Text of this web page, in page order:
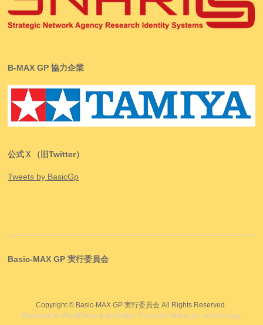
B-MAX GP 協力企業
公式Ｘ（旧Twitter）
Tweets by BasicGp
Basic-MAX GP 実行委員会
Copyright © Basic-MAX GP 実行委員会 All Rights Reserved.
Powered byWordPress & BizVektor Theme byVektor,Inc. technology.